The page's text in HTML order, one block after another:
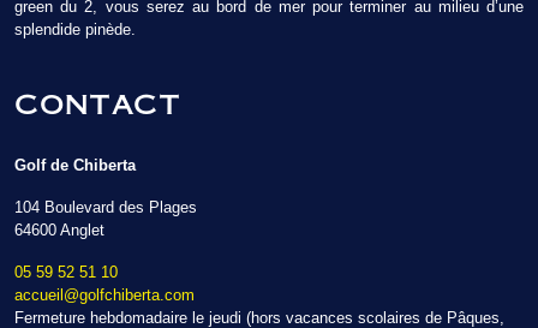
green du 2, vous serez au bord de mer pour terminer au milieu d’une
splendide pinède.
CONTACT
Golf de Chiberta
104 Boulevard des Plages
64600 Anglet
05 59 52 51 10
accueil@golfchiberta.com
Fermeture hebdomadaire le jeudi (hors vacances scolaires de Pâques,